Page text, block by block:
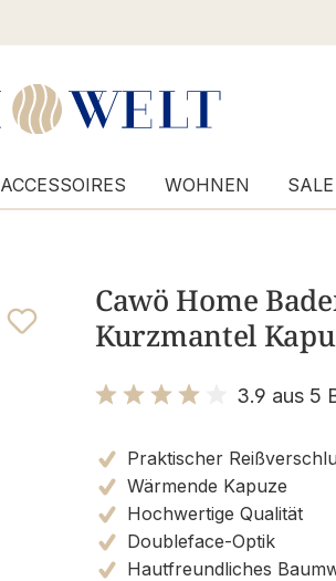
ACCESSOIRES WOHNEN SALE
Cawö Home
Kurzmantel
3.9 aus 5
Praktischer
Wärmende Kapuze
Hochwertige Qualität
Doubleface-Optik
Hautfreundliches